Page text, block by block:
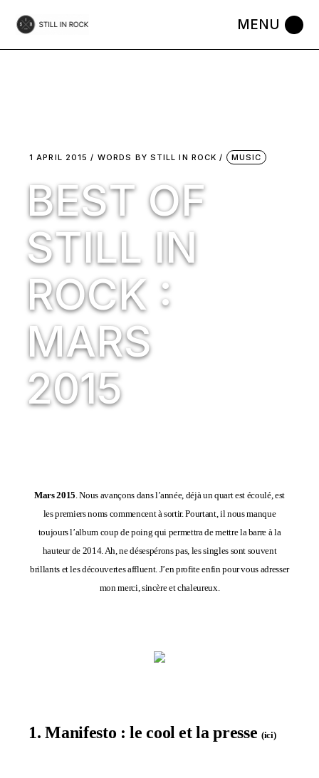
the
1 APRIL 2015 WORDS BY STILL IN ROCK MUSIC
BEST OF
STILL IN
ROCK :
MARS
2015
Mars 2015. Nous avançons dans l’année, déjà un quart est écoulé, est
les premiers noms commencent à sortir. Pourtant, il nous manque
toujours l’album coup de poing qui permettra de mettre la barre à la
hauteur de 2014. Ah, ne désespérons pas, les singles sont souvent
brillants et les découvertes affluent. J’en profite enfin pour vous adresser
mon merci, sincère et chaleureux.
1. Manifesto : le cool et la presse(ici)